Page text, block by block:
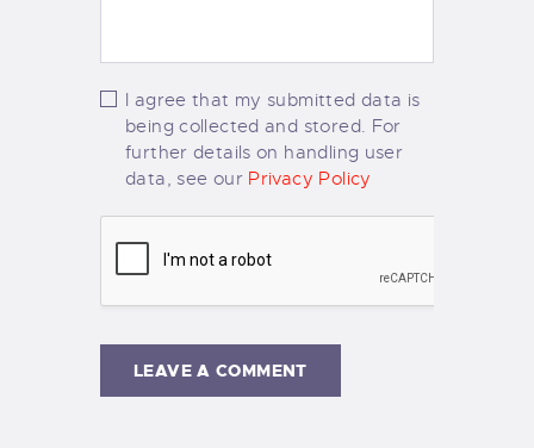
I agree that my submitted data is
being collected and stored. For
further details on handling user
data, see our Privacy Policy